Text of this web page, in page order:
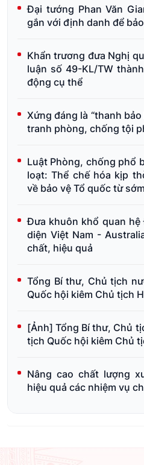
Đại tướng Phan Văn
gắn với định danh để
Khẩn trương đưa Nghị
luận số 49-KL/TW
động cụ thể
Xứng đáng là “thanh
tranh phòng, chống tội
Luật Phòng, chống phổ
loạt: Thể chế hóa kịp
về bảo vệ Tổ quốc từ
Đưa khuôn khổ quan
diện Việt Nam -
chất, hiệu quả
Tổng Bí thư, Chủ tịch
Quốc hội kiêm Chủ tịch
[Ảnh] Tổng Bí thư, Chủ
tịch Quốc hội kiêm Chủ
Nâng cao chất lượng
hiệu quả các nhiệm vụ